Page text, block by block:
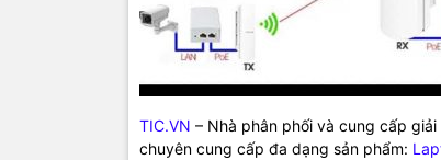
TIC.VN – Nhà phân phối và cung cấp
chuyên cung cấp đa dạng sản phẩm: